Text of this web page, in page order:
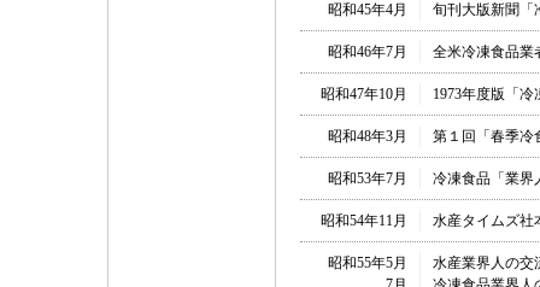
昭和45年4月 旬刊大版新聞「
昭和46年7月 全米冷凍食品業
昭和47年10月 1973年度版「
昭和48年3月 第１回「春季冷
昭和53年7月 冷凍食品「業界
昭和54年11月 水産タイムズ社
昭和55年5月
水産業界人の交